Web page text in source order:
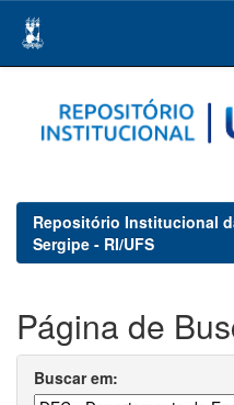
navigation
Repositório Institucional
Sergipe - RI/UFS
Página de
Buscar em: